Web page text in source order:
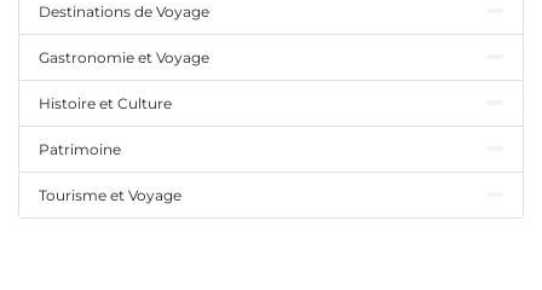
Destinations de Voyage
Gastronomie et Voyage
Histoire et Culture
Patrimoine
Tourisme et Voyage